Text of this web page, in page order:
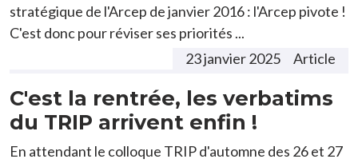
stratégique de l'Arcep de janvier 2016 : l'Arcep pivote !
C'est donc pour réviser ses priorités ...
23 janvier 2025
Article
C'est la rentrée, les verbatims
du TRIP arrivent enfin !
En attendant le colloque TRIP d'automne des 26 et 27